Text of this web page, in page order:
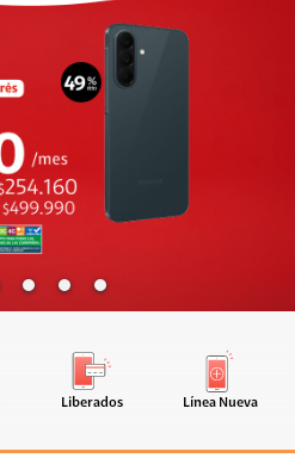
Liberados Línea Nueva